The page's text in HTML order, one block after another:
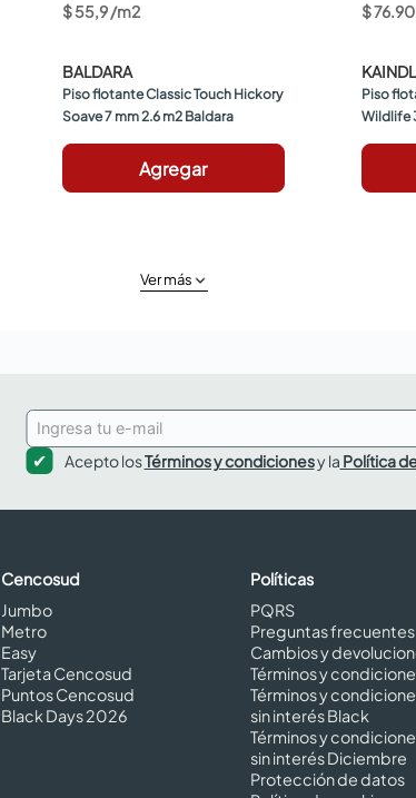
$55,9/m2
BALDARA
Piso flotante Classic Touch Hickory
Soave 7 mm 2.6 m2 Baldara
Agregar
$76.
KAINDL
Piso
Wildlife
Ver más
Acepto losTérminos y condicionesy la Política
Cencosud
Jumbo
Metro
Easy
Tarjeta Cencosud
Puntos Cencosud
Black Days 2026
Políticas
PQRS
Preguntas frecuentes
Cambios y
Términos y
Términos y
sin interés Black
Términos y
sin interés Diciembre
Protección de datos